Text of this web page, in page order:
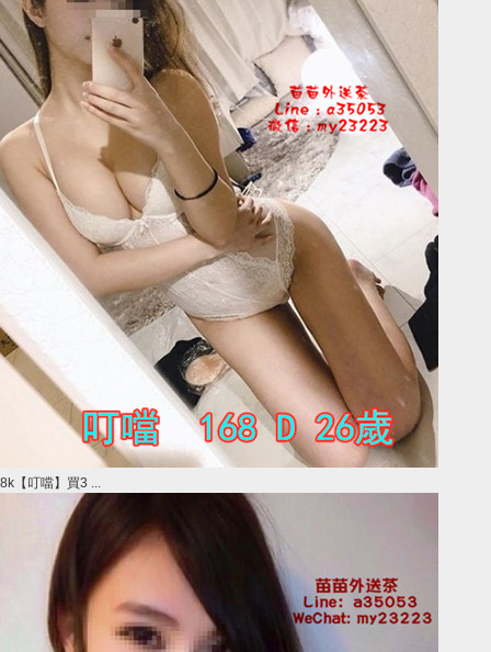
8k【叮噹】買3 ...